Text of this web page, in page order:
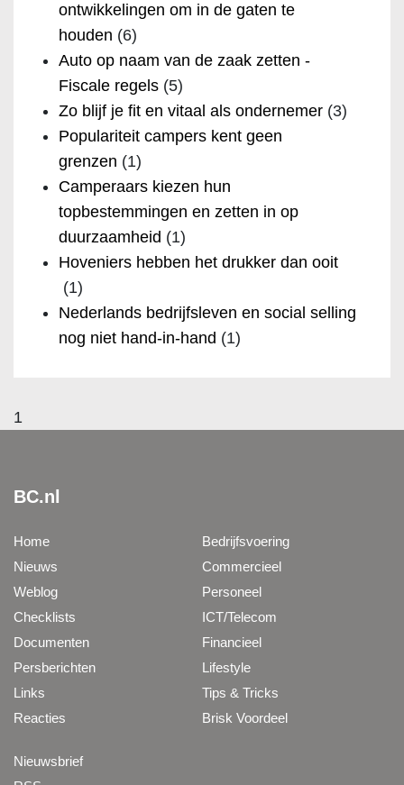
ontwikkelingen om in de gaten te
houden (6)
Auto op naam van de zaak zetten -
Fiscale regels (5)
Zo blijf je fit en vitaal als ondernemer (3)
Populariteit campers kent geen
grenzen (1)
Camperaars kiezen hun
topbestemmingen en zetten in op
duurzaamheid (1)
Hoveniers hebben het drukker dan ooit
(1)
Nederlands bedrijfsleven en social selling
nog niet hand-in-hand (1)
1
BC.nl
Home
Nieuws
Weblog
Checklists
Documenten
Persberichten
Links
Reacties
Bedrijfsvoering
Commercieel
Personeel
ICT/Telecom
Financieel
Lifestyle
Tips & Tricks
Brisk Voordeel
Nieuwsbrief